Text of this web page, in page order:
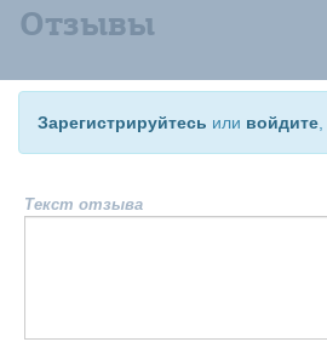
Отзывы
Зарегистрируйтесь или войдите
Текст отзыва